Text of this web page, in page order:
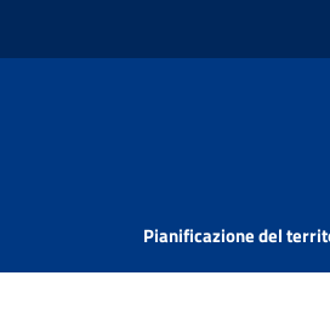
Pianificazione del